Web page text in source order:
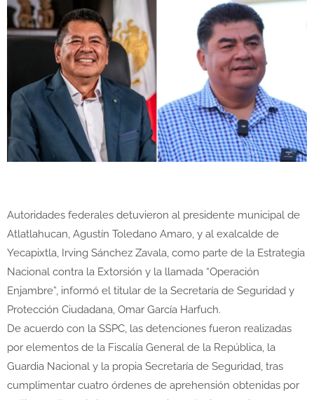
Autoridades federales detuvieron al presidente municipal de
Atlatlahucan, Agustín Toledano Amaro, y al exalcalde de
Yecapixtla, Irving Sánchez Zavala, como parte de la Estrategia
Nacional contra la Extorsión y la llamada “Operación
Enjambre”, informó el titular de la Secretaría de Seguridad y
Protección Ciudadana, Omar García Harfuch.
De acuerdo con la SSPC, las detenciones fueron realizadas
por elementos de la Fiscalía General de la República, la
Guardia Nacional y la propia Secretaría de Seguridad, tras
cumplimentar cuatro órdenes de aprehensión obtenidas por